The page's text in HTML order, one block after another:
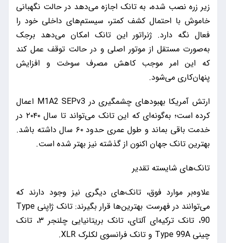
زیر زره نصب شده، به تانک اجازه می‌دهد در حالت نگهبانی
خاموش با احتمال کشف کمتر، سیستم‌های داخلی خود را
فعال نگه دارد. ژنراتور این تانک امکان می‌دهد برجک
به‌صورت مستقل از موتور اصلی و در حالت توقف عمل کند
که این امر موجب کاهش مصرف سوخت و افزایش
پنهان‌کاری می‌شود.
ارتش آمریکا بهبودهای چشمگیری در M1A2 SEPv3 اعمال
کرده است؛ به‌گونه‌ای که این تانک می‌تواند تا سال ۲۰۴۰ در
خدمت باقی بماند و طول عمری حدود ۶۰ سال داشته باشد.
بهترین تانک جهان اکنون از گذشته نیز بهتر شده است.
تانک‌های شایسته تقدیر
علاوه‌بر موارد فوق، تانک‌های دیگری نیز وجود دارند که
می‌توانند در فهرست بهترین‌ها قرار بگیرند: تانک ژاپنی Type
90، تانک ترکیه‌ای آلتای، تانک بریتانیایی چلنجر ۳، تانک
چینی Type 99A و تانک فرانسوی لکلرک XLR.